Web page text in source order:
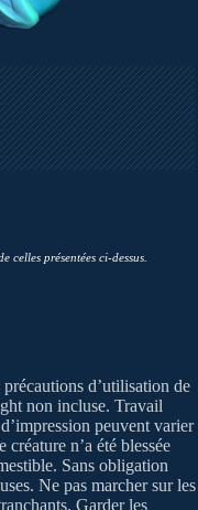
celles présentées ci-dessus.
d’utilisation de
non incluse. Travail
peuvent varier
n’a été blessée
Sans obligation
Ne pas marcher sur les
Garder les